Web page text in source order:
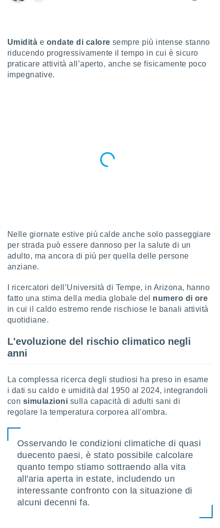
clic sul
è
di esso.
cookie
il tuo
in
a piè
del
web.
cookie
dei
Umidità e ondate di calore sempre più intense stanno
riducendo progressivamente il tempo in cui è sicuro
praticare attività all’aperto, anche se fisicamente poco
impegnative.
Nelle giornate estive più calde anche solo passeggiare
per strada può essere dannoso per la salute di un
adulto, ma ancora di più per quella delle persone
anziane.
I ricercatori dell’Università di Tempe, in Arizona, hanno
fatto una stima della media globale del numero di ore
in cui il caldo estremo rende rischiose le banali attività
quotidiane.
L'evoluzione del rischio climatico negli
anni
La complessa ricerca degli studiosi ha preso in esame
i dati su caldo e umidità dal 1950 al 2024, integrandoli
con simulazioni sulla capacità di adulti sani di
regolare la temperatura corporea all'ombra.
Osservando le condizioni climatiche di quasi
duecento paesi, è stato possibile calcolare
quanto tempo stiamo sottraendo alla vita
all'aria aperta in estate, includendo un
interessante confronto con la situazione di
alcuni decenni fa.